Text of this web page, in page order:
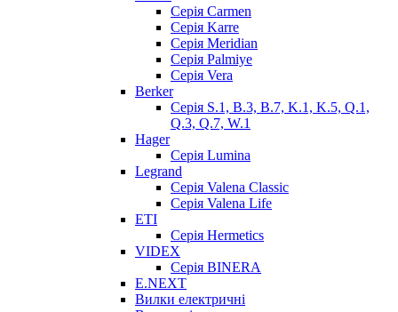
Серія Сarmen
Серія Karre
Серія Meridian
Серія Palmiye
Серія Vera
Berker
Серія S.1, B.3, B.7, K.1, K.5, Q.1,
Q.3, Q.7, W.1
Hager
Серія Lumina
Legrand
Серія Valena Classic
Серія Valena Life
ETI
Серія Hermetics
VIDEX
Серія BINERA
E.NEXT
Вилки електричні